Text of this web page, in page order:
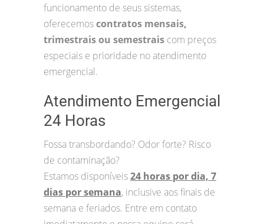
funcionamento de seus sistemas,
oferecemoscontratos mensais,
trimestrais ou semestrais com preços
especiais e prioridade no atendimento
emergencial.
Atendimento Emergencial
24 Horas
Fossa transbordando? Odor forte? Risco
de contaminação?
Estamos disponíveis24 horas por dia, 7
dias por semana, inclusive aos finais de
semana e feriados. Entre em contato